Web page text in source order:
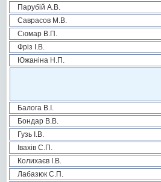
Парубій А.В.
Саврасов М.В.
Сюмар В.П.
Фріз І.В.
Южаніна Н.П.
Балога В.І.
Бондар В.В.
Гузь І.В.
Івахів С.П.
Колихаєв І.В.
Лабазюк С.П.